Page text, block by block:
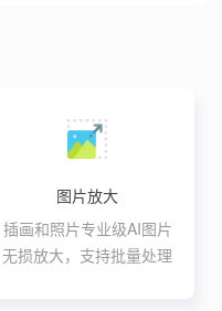
图片放大
插画和照片专业级AI图片
无损放大，支持批量处理